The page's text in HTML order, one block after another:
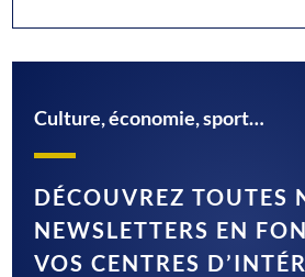
Culture, économie, sport…
DÉCOUVREZ TOUTES
NEWSLETTERS EN
VOS CENTRES